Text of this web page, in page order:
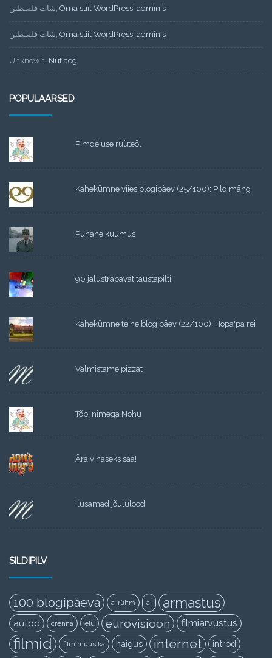
شات فلسطين Oma stiil WordPressi adminis
شات فلسطين Oma stiil WordPressi adminis
Unknown Nutiaeg
POPULAARSED
Pimdeiuse rüüteöl
Kahekümne viies blogipäev (25/100): Pildimäng
Punane kuumus
90 jalustrabavat taustapilti
Kahekümne teine blogipäev (22/100): Hopa'pa rei
Valmistame pizzat
Tõbi nimega Nohu
Ära vihaseks saa!
Ilusamad jõululood
SILDIPILV
100 blogipäeva a-rühm ai armastus
autod crenna elu eurovisioon filmiarvustus
filmid filmimuusika haigus internet introd